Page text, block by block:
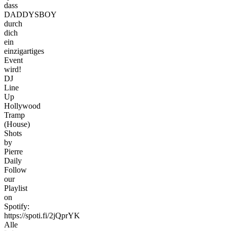
dass
DADDYSBOY
durch
dich
ein
einzigartiges
Event
wird!
DJ
Line
Up
Hollywood
Tramp
(House)
Shots
by
Pierre
Daily
Follow
our
Playlist
on
Spotify:
https://spoti.fi/2jQprYK
Alle